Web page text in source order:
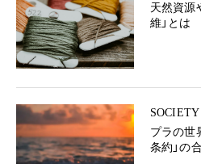
天然資源
維」とは
SOCIETY
プラの世
条約」の